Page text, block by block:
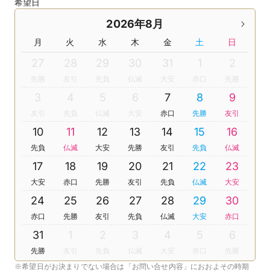
希望日
2026年8月
月 火 水 木 金 土 日
27 28
友引
29
先負
30
仏滅
31
大安
1 2
3
友引
4
先負
5
仏滅
6
大安
7
赤口
8
先勝
9
友引
10
先負
11
仏滅
12
大安
13
先勝
14
友引
15
先負
16
仏滅
17
大安
18
赤口
19
先勝
20
友引
21
先負
22
仏滅
23
大安
24
赤口
25
先勝
26
友引
27
先負
28
仏滅
29
大安
30
赤口
31
先勝
1
友引
2
先負
3
仏滅
4
大安
5 6
※希望日がお決まりでない場合は「お問い合せ内容」におおよその時期